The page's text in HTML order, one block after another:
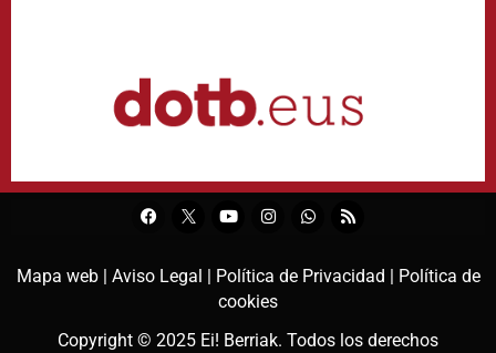
Mapa web | Aviso Legal | Política de Privacidad | Política de
cookies
Copyright © 2025 Ei! Berriak. Todos los derechos